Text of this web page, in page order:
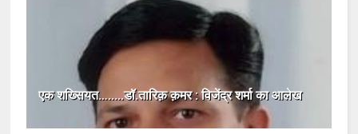
एक शख्सियत….....डॉ.तारिक़ क़मर : विजेंद्र शर्मा का आलेख